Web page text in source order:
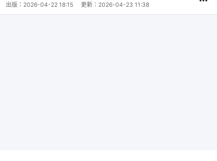
出版： 2026-04-22 18:15 更新： 2026-04-23 11:38